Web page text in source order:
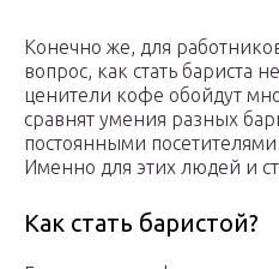
Конечно же, для
вопрос, как стать бариста
ценители кофе обойдут
сравнят умения разных
постоянными
Именно для этих людей и
Как стать баристой?